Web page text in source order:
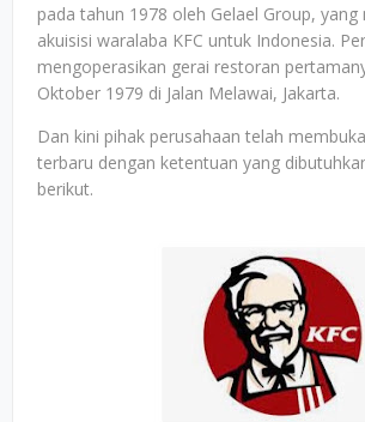
pada tahun 1978 oleh Gelael Group,
akuisisi waralaba KFC untuk Indonesia.
mengoperasikan gerai restoran
Oktober 1979 di Jalan Melawai, Jakarta.
Dan kini pihak perusahaan telah
terbaru dengan ketentuan yang
berikut.